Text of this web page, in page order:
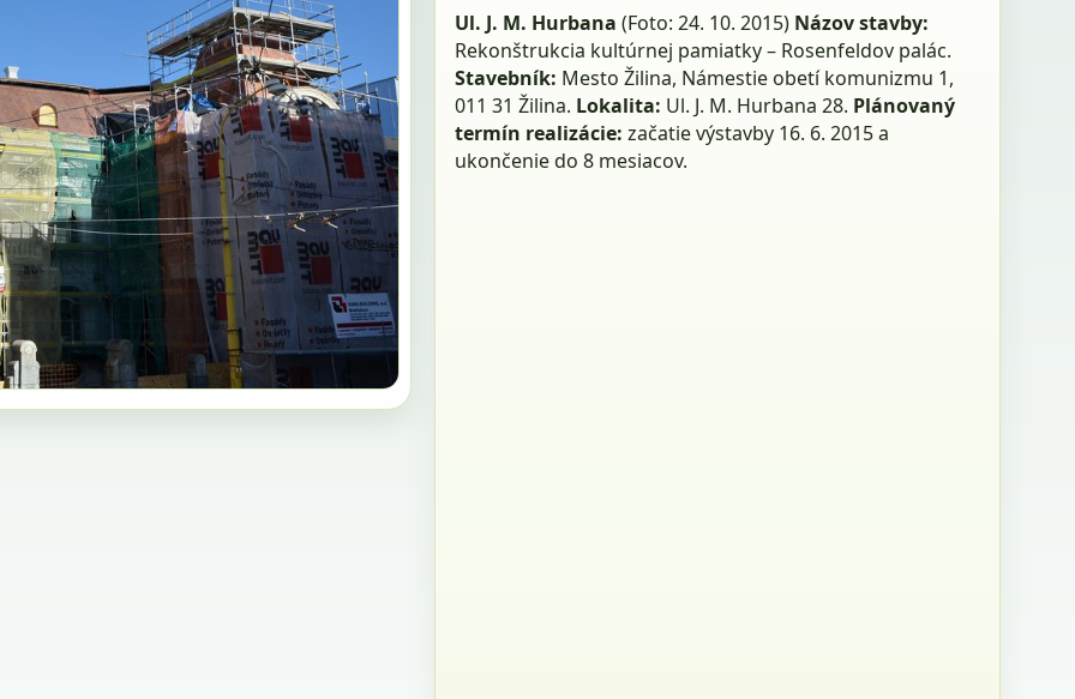
Ul. J. M. Hurbana (Foto: 24. 10. 2015) Názov stavby:
Rekonštrukcia kultúrnej pamiatky – Rosenfeldov palác.
Stavebník: Mesto Žilina, Námestie obetí komunizmu 1,
011 31 Žilina. Lokalita: Ul. J. M. Hurbana 28. Plánovaný
termín realizácie: začatie výstavby 16. 6. 2015 a
ukončenie do 8 mesiacov.